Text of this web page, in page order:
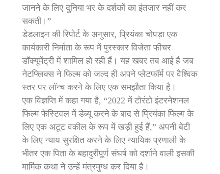
जानने के लिए दुनिया भर के दर्शकों का इंतजार नहीं कर
सकती।”
डेडलाइन की रिपोर्ट के अनुसार, प्रियंका चोपड़ा एक
कार्यकारी निर्माता के रूप में पुरस्कार विजेता फीचर
डॉक्यूमेंट्री में शामिल हो रही हैं। यह खबर तब आई है जब
नेटफ्लिक्स ने फिल्म को जल्द ही अपने प्लेटफॉर्म पर वैश्विक
स्तर पर लॉन्च करने के लिए एक समझौता किया है।
एक विज्ञप्ति में कहा गया है, “2022 में टोरंटो इंटरनेशनल
फिल्म फेस्टिवल में डेब्यू करने के बाद से प्रियंका फिल्म के
लिए एक अटूट वकील के रूप में खड़ी हुई हैं,” अपनी बेटी
के लिए न्याय सुरक्षित करने के लिए न्यायिक प्रणाली के
भीतर एक पिता के बहादुरीपूर्ण संघर्ष को दर्शाने वाली इसकी
मार्मिक कथा ने उन्हें मंत्रमुग्ध कर दिया है।